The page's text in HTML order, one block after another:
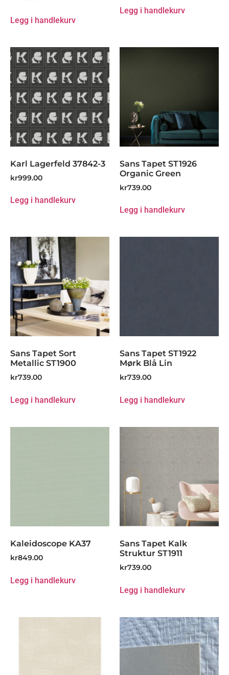
Legg i handlekurv
Legg i handlekurv
Karl Lagerfeld 37842-3
kr999.00
Legg i handlekurv
Sans Tapet ST1926
Organic Green
kr739.00
Legg i handlekurv
Sans Tapet Sort
Metallic ST1900
kr739.00
Legg i handlekurv
Sans Tapet ST1922
Mørk Blå Lin
kr739.00
Legg i handlekurv
Kaleidoscope KA37
kr849.00
Legg i handlekurv
Sans Tapet Kalk
Struktur ST1911
kr739.00
Legg i handlekurv